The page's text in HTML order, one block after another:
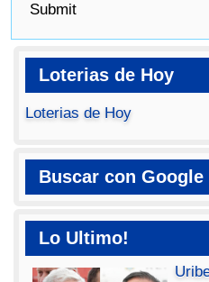
Submit
Loterias de Hoy
Loterias de Hoy
Buscar con Google
Lo Ultimo!